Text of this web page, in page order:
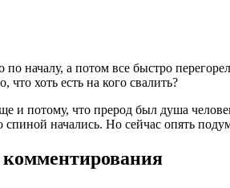
началу, а потом все быстро
что хоть есть на кого свалить?
потому, что прерод был душа
начались. Но сейчас опять
комментирования